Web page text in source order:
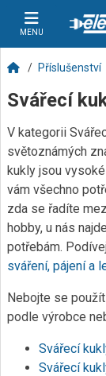
MENU
Příslušenství
Svářecí
V kategorii
světoznámých
kukly jsou
vám všechno
zda se řadíte
hobby, u nás
potřebám.
sváření, pájení a
Nebojte se
podle výrobce
Svářecí
Svářecí